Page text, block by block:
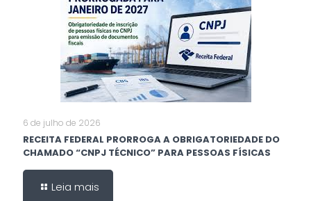
6 de julho de 2026
RECEITA FEDERAL PRORROGA A OBRIGATORIEDADE DO
CHAMADO “CNPJ TÉCNICO” PARA PESSOAS FÍSICAS
Leia mais